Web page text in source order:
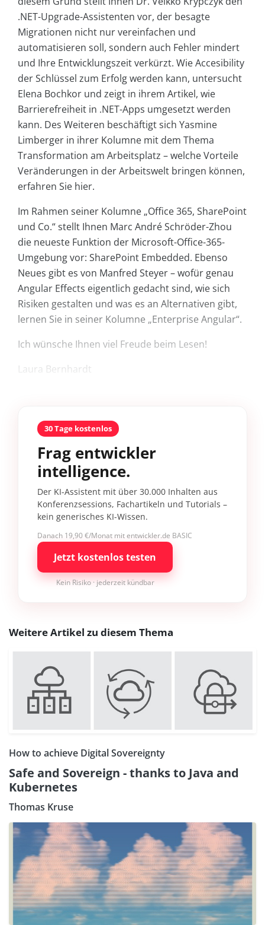
.NET-Upgrade-Assistenten vor, der besagte
Migrationen nicht nur vereinfachen und
automatisieren soll, sondern auch Fehler mindert
und Ihre Entwicklungszeit verkürzt. Wie Accesibility
der Schlüssel zum Erfolg werden kann, untersucht
Elena Bochkor und zeigt in ihrem Artikel, wie
Barrierefreiheit in .NET-Apps umgesetzt werden
kann. Des Weiteren beschäftigt sich Yasmine
Limberger in ihrer Kolumne mit dem Thema
Transformation am Arbeitsplatz – welche Vorteile
Veränderungen in der Arbeitswelt bringen können,
erfahren Sie hier.
Im Rahmen seiner Kolumne „Office 365, SharePoint
und Co.“ stellt Ihnen Marc André Schröder-Zhou
die neueste Funktion der Microsoft-Office-365-
Umgebung vor: SharePoint Embedded. Ebenso
Neues gibt es von Manfred Steyer – wofür genau
Angular Effects eigentlich gedacht sind, wie sich
Risiken gestalten und was es an Alternativen gibt,
lernen Sie in seiner Kolumne „Enterprise Angular“.
Ich wünsche Ihnen viel Freude beim Lesen!
Laura Bernhardt
30 Tage kostenlos
Frag entwickler
intelligence.
Der KI-Assistent mit über 30.000 Inhalten aus
Konferenzsessions, Fachartikeln und Tutorials –
kein generisches KI-Wissen.
Danach 19,90 €/Monat mit entwickler.de BASIC
Jetzt kostenlos testen
Kein Risiko · jederzeit kündbar
Weitere Artikel zu diesem Thema
How to achieve Digital Sovereignty
Safe and Sovereign - thanks to Java and
Kubernetes
Thomas Kruse